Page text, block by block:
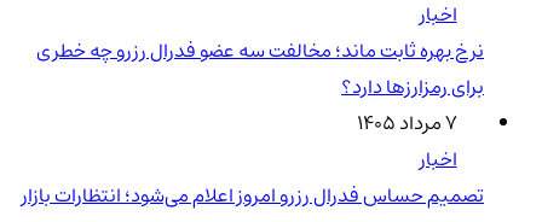
اخبار
نرخ بهره ثابت ماند؛ مخالفت سه عضو فدرال رزرو چه خطری
برای رمزارزها دارد؟
۷ مرداد ۱۴۰۵
اخبار
تصمیم حساس فدرال رزرو امروز اعلام می‌شود؛ انتظارات بازار